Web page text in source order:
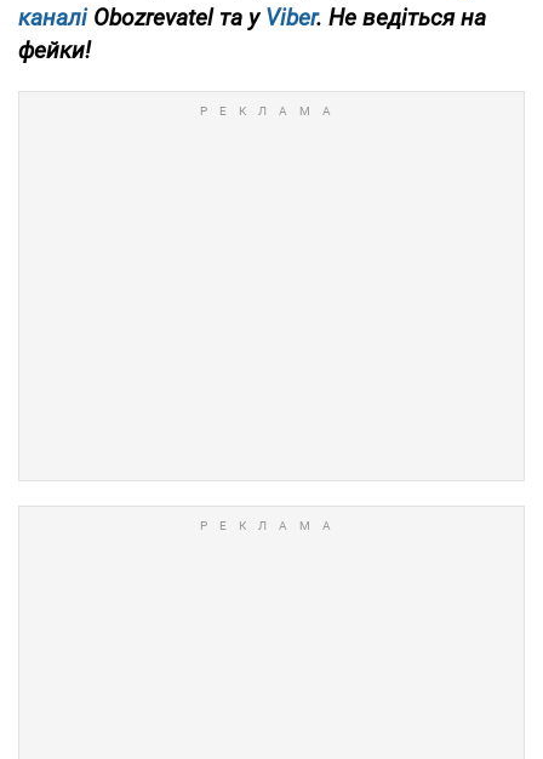
каналіObozrevatel та уViber. Не ведіться на
фейки!